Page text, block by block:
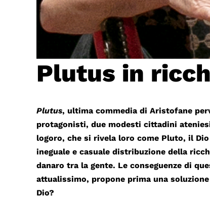
Plutus in
Plutus, ultima commedia di Aristofane
protagonisti, due modesti cittadini
logoro, che si rivela loro come Pluto, il
ineguale e casuale distribuzione della
danaro tra la gente. Le conseguenze di
attualissimo, propone prima una
Dio?